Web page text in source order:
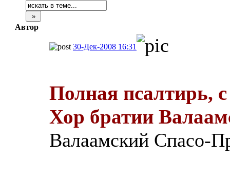
Автор
30-Дек-2008 16:31
Полная псалтирь,
Хор братии
Валаамский Спасо-